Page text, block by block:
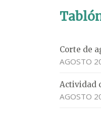
Corte de
AGOSTO
Actividad
AGOSTO